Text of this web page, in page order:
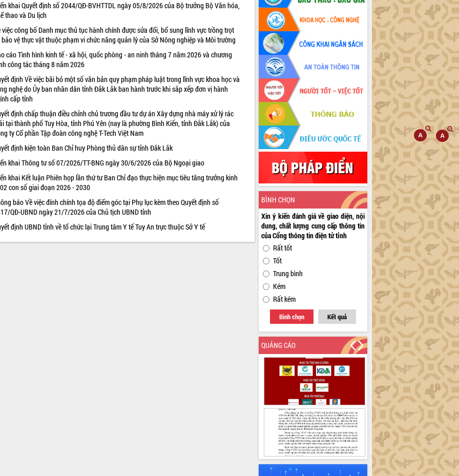
khai Quyết định số 2044/QĐ-BVHTTDL ngày 05/8/2026 của Bộ trưởng Bộ Văn hóa,
thao và Du lịch
việc công bố Danh mục thủ tục hành chính được sửa đổi, bổ sung lĩnh vực trồng trọt
bảo vệ thực vật thuộc phạm vi chức năng quản lý của Sở Nông nghiệp và Môi trường
cáo Tình hình kinh tế - xã hội, quốc phòng - an ninh tháng 7 năm 2026 và chương
công tác tháng 8 năm 2026
định Về việc bãi bỏ một số văn bản quy phạm pháp luật trong lĩnh vực khoa học và
nghệ do Ủy ban nhân dân tỉnh Đắk Lắk ban hành trước khi sắp xếp đơn vị hành
cấp tỉnh
định chấp thuận điều chỉnh chủ trương đầu tư dự án Xây dựng nhà máy xử lý rác
tại thành phố Tuy Hòa, tỉnh Phú Yên (nay là phường Bình Kiến, tỉnh Đắk Lắk) của
ty Cổ phần Tập đoàn công nghệ T-Tech Việt Nam
định kiện toàn Ban Chỉ huy Phòng thủ dân sự tỉnh Đắk Lắk
khai Thông tư số 07/2026/TT-BNG ngày 30/6/2026 của Bộ Ngoại giao
khai Kết luận Phiên họp lần thứ tư Ban Chỉ đạo thực hiện mục tiêu tăng trưởng kinh
con số giai đoạn 2026 - 2030
báo Về việc đính chính tọa độ điểm góc tại Phụ lục kèm theo Quyết định số
QĐ-UBND ngày 21/7/2026 của Chủ tịch UBND tỉnh
định UBND tỉnh về tổ chức lại Trung tâm Y tế Tuy An trực thuộc Sở Y tế
BÌNH CHỌN
Xin ý kiến đánh giá về giao diện, nội
dung, chất lượng cung cấp thông tin
của Cổng thông tin điện tử tỉnh
Rất tốt
Tốt
Trung bình
Kém
Rất kém
Bình chọn Kết quả
QUẢNG CÁO